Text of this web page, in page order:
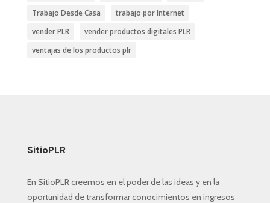
Trabajo Desde Casa
trabajo por Internet
vender PLR
vender productos digitales PLR
ventajas de los productos plr
SitioPLR
En SitioPLR creemos en el poder de las ideas y en la
oportunidad de transformar conocimientos en ingresos